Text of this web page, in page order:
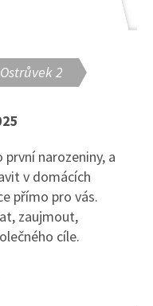
Ostrůvek 2
narozeniny, a
v domácích
přímo pro vás.
zaujmout,
cíle.